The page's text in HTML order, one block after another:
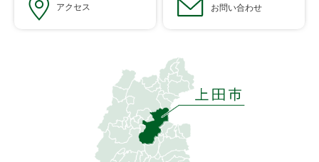
アクセス お問い合わせ